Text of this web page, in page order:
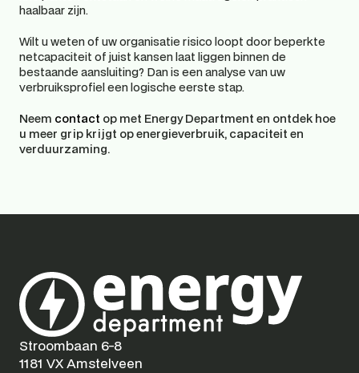
haalbaar zijn.
Wilt u weten of uw organisatie risico loopt door beperkte
netcapaciteit of juist kansen laat liggen binnen de
bestaande aansluiting? Dan is een analyse van uw
verbruiksprofiel een logische eerste stap.
Neem contact op met Energy Department en ontdek hoe
u meer grip krijgt op energieverbruik, capaciteit en
verduurzaming.
Stroombaan 6-8
1181 VX Amstelveen